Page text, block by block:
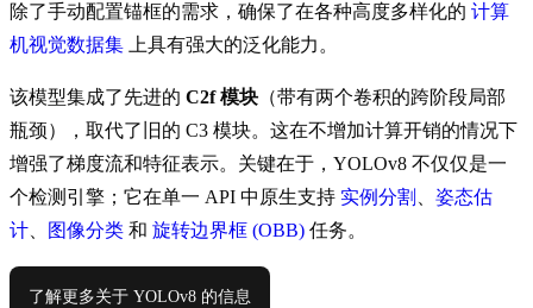
除了手动配置锚框的需求，确保了在各种高度多样化的 计算
机视觉数据集 上具有强大的泛化能力。
该模型集成了先进的 C2f 模块 （带有两个卷积的跨阶段局部
瓶颈），取代了旧的 C3 模块。这在不增加计算开销的情况下
增强了梯度流和特征表示。关键在于，YOLOv8 不仅仅是一
个检测引擎；它在单一 API 中原生支持 实例分割
姿态估
计
图像分类 和 旋转边界框 (OBB) 任务。
了解更多关于 YOLOv8 的信息